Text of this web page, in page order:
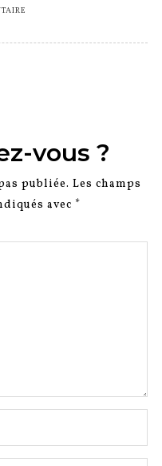
vous ?
publiée. Les champs
avec *